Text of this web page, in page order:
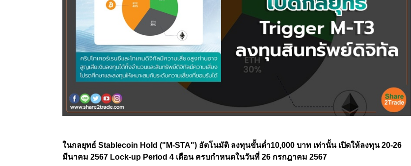
ในกลยุทธ์ Stablecoin Hold ("M-STA") อัตโนมัติ ลงทุนขั้นต่ำ10,000 บาท เท่านั้น เปิดให้ลงทุน 20-26
มีนาคม 2567 Lock-up Period 4 เดือน ครบกำหนดในวันที่ 26 กรกฎาคม 2567